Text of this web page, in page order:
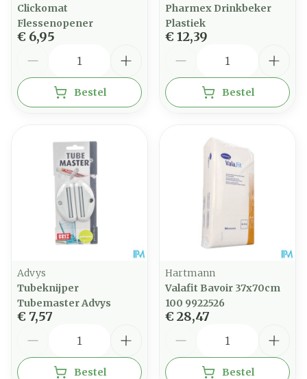
Clickomat
Flessenopener
€ 6,95
Bestel
Pharmex Drinkbeker
Plastiek
€ 12,39
Bestel
Advys
Tubeknijper
Tubemaster Advys
€ 7,57
Bestel
Hartmann
Valafit Bavoir 37x70cm
100 9922526
€ 28,47
Bestel